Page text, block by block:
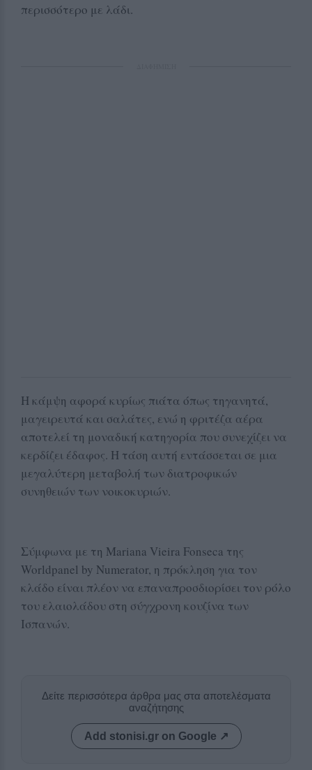
περισσότερο με λάδι.
Η κάμψη αφορά κυρίως πιάτα όπως τηγανητά,
μαγειρευτά και σαλάτες, ενώ η φριτέζα αέρα
αποτελεί τη μοναδική κατηγορία που συνεχίζει να
κερδίζει έδαφος. Η τάση αυτή εντάσσεται σε μια
μεγαλύτερη μεταβολή των διατροφικών
συνηθειών των νοικοκυριών.
Σύμφωνα με τη Mariana Vieira Fonseca της
Worldpanel by Numerator, η πρόκληση για τον
κλάδο είναι πλέον να επαναπροσδιορίσει τον ρόλο
του ελαιολάδου στη σύγχρονη κουζίνα των
Ισπανών.
Δείτε περισσότερα άρθρα μας στα αποτελέσματα
αναζήτησης
Add stonisi.gr on Google ↗